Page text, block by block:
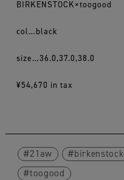
BIRKENSTOCK×toogood
col…black
size…36.0,37.0,38.0
¥54,670 in tax
21aw birkenstock
toogood